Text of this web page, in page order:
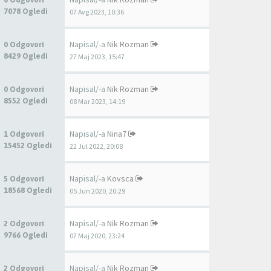
7078 Ogledi
07 Avg 2023, 10:36
0 Odgovori
8429 Ogledi
Napisal/-a Nik Rozman
27 Maj 2023, 15:47
0 Odgovori
8552 Ogledi
Napisal/-a Nik Rozman
08 Mar 2023, 14:19
1 Odgovori
15452 Ogledi
Napisal/-a Nina7
22 Jul 2022, 20:08
5 Odgovori
18568 Ogledi
Napisal/-a Kovsca
05 Jun 2020, 20:29
2 Odgovori
9766 Ogledi
Napisal/-a Nik Rozman
07 Maj 2020, 23:24
2 Odgovori Napisal/-a Nik Rozman